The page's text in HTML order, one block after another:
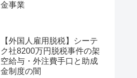
金事業
【外国人雇用脱税】シーテ
ク社8200万円脱税事件の架
空給与・外注費手口と助成
金制度の闇